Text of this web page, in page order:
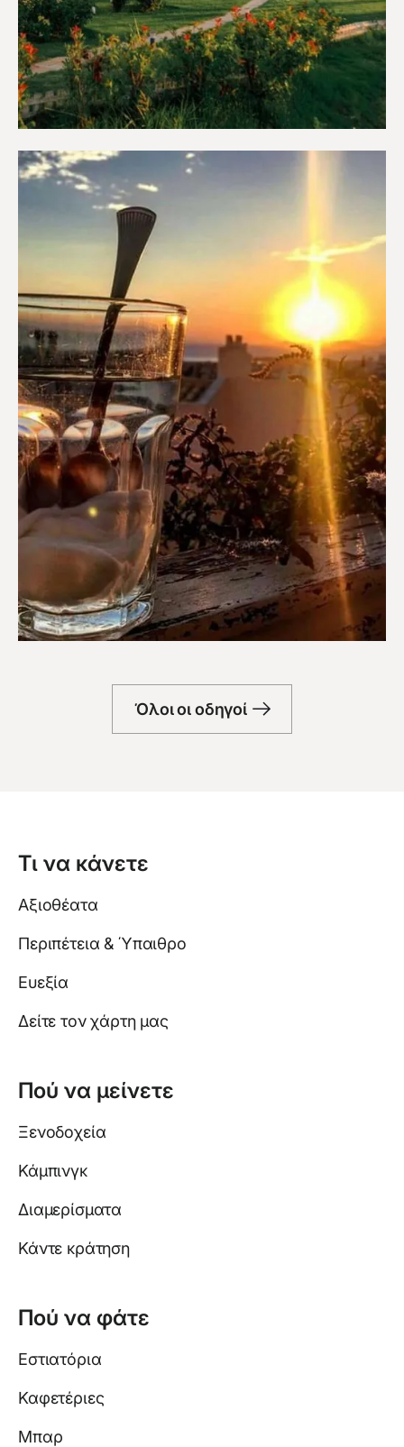
Διαμερίσματα
Μπαρ
Όλοι οι οδηγοί
Τι να κάνετε
Αξιοθέατα
Περιπέτεια & Ύπαιθρο
Ευεξία
Δείτε τον χάρτη μας
Πού να μείνετε
Ξενοδοχεία
Κάμπινγκ
Διαμερίσματα
Κάντε κράτηση
Πού να φάτε
Εστιατόρια
Καφετέριες
Μπαρ